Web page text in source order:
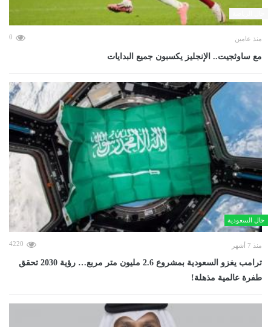
منذ عامين 0
مع ساوثجيت.. الإنجليز يكسبون جميع البدايات
حال السعودية
منذ 7 أشهر 4220
ترامب يغزو السعودية بمشروع 2.6 مليون متر مربع… رؤية 2030 تحقق
طفرة عالمية مذهلة!